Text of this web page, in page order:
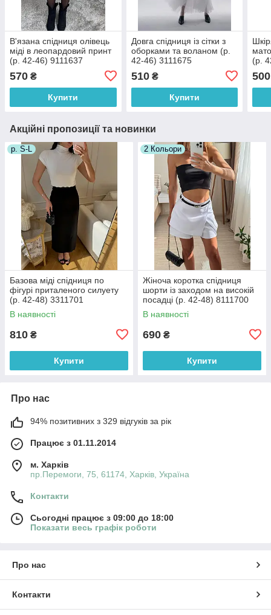
В'язана спідниця олівець
міді в леопардовий принт
(р. 42-46) 9111637
570 ₴
Купити
Довга спідниця із сітки з
оборками та воланом (р.
42-46) 3111675
510₴
Купити
(р.
500
Акційні пропозиції та новинки
р. S-L
Базова міді спідниця по
фігурі приталеного силуету
(р. 42-48) 3311701
В наявності
810 ₴
Купити
2 Кольори
Жіноча коротка спідниця
шорти із заходом на високій
посадці (р. 42-48) 8111700
В наявності
690 ₴
Купити
Про нас
94% позитивних з 329 відгуків за рік
Працює з 01.11.2014
м. Харків
пр.Перемоги, 75, 61174, Харків, Україна
Контакти
Сьогодні працює з 09:00 до 18:00
Показати весь графік роботи
Про нас
Контакти